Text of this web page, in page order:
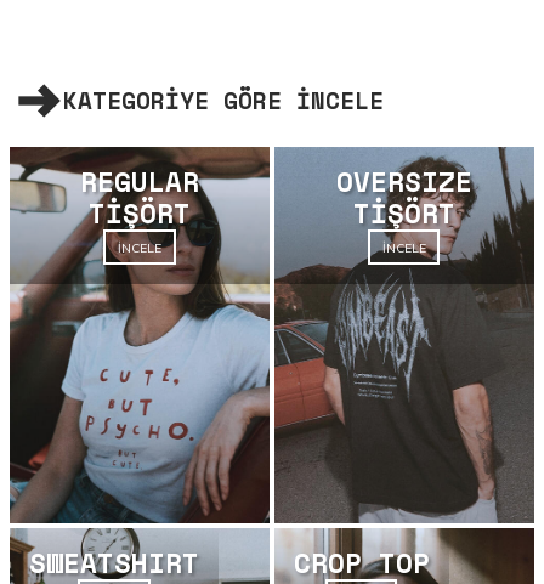
KATEGORİYE GÖRE İNCELE
REGULAR
TİŞÖRT
İNCELE
İNCELE
OVERSIZE
TİŞÖRT
İNCELE
İNCELE
SWEATSHIRT CROP TOP